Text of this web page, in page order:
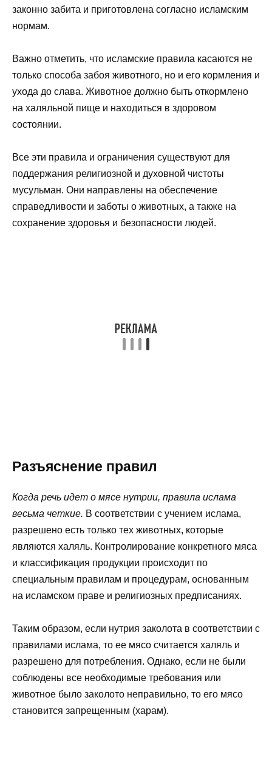
законно забита и приготовлена согласно исламским
нормам.
Важно отметить, что исламские правила касаются не
только способа забоя животного, но и его кормления и
ухода до слава. Животное должно быть откормлено
на халяльной пище и находиться в здоровом
состоянии.
Все эти правила и ограничения существуют для
поддержания религиозной и духовной чистоты
мусульман. Они направлены на обеспечение
справедливости и заботы о животных, а также на
сохранение здоровья и безопасности людей.
Разъяснение правил
Когда речь идет о мясе нутрии, правила ислама
весьма четкие. В соответствии с учением ислама,
разрешено есть только тех животных, которые
являются халяль. Контролирование конкретного мяса
и классификация продукции происходит по
специальным правилам и процедурам, основанным
на исламском праве и религиозных предписаниях.
Таким образом, если нутрия заколота в соответствии с
правилами ислама, то ее мясо считается халяль и
разрешено для потребления. Однако, если не были
соблюдены все необходимые требования или
животное было заколото неправильно, то его мясо
становится запрещенным (харам).